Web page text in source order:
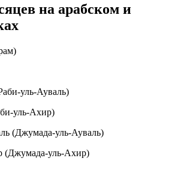
на арабском и
уль-Ауваль)
уль-Ахир)
(Джумада-уль-Ауваль)
(Джумада-уль-Ахир)